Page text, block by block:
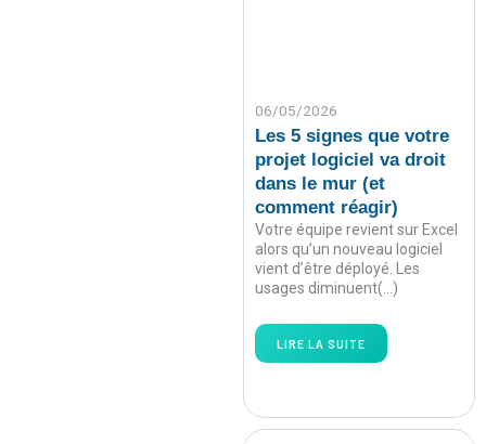
06/05/2026
Les 5 signes que votre
projet logiciel va droit
dans le mur (et
comment réagir)
Votre équipe revient sur Excel
alors qu’un nouveau logiciel
vient d’être déployé. Les
usages diminuent(…)
LIRE LA SUITE